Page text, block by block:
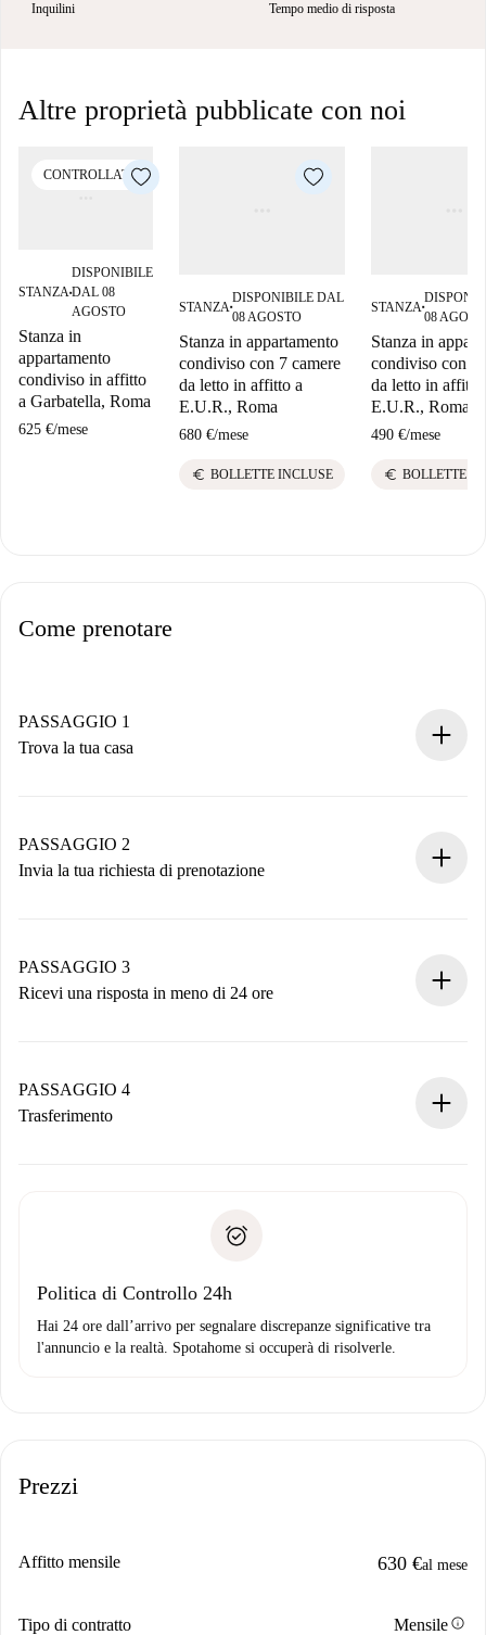
Inquilini Tempo medio di risposta
Altre proprietà pubblicate con noi
CONTROLLATO
STANZA■
DISPONIBILE
DAL 08
AGOSTO
Stanza in
appartamento
condiviso in affitto
a Garbatella, Roma
625 €/mese
STANZA■
DISPONIBILE DAL
08 AGOSTO
Stanza in appartamento
condiviso con 7 camere
da letto in affitto a
E.U.R., Roma
680 €/mese
euro BOLLETTE INCLUSE
STANZA■
08
Stanza in
condiviso con 7
da letto in affitto
E.U.R., Roma
490 €/mese
euro BOLLETTE
Come prenotare
PASSAGGIO 1
Trova la tua casa
Hai tutte le informazioni necessarie in anticipo.
PASSAGGIO 2
Invia la tua richiesta di prenotazione
non accetta.
PASSAGGIO 3
Ricevi una risposta in meno di 24 ore
contatto con il proprietario.
Se rifiutata: non ti addebiteremo nulla e ti proporremo
Domiciliazione del pagamento
PASSAGGIO 4
Trasferimento
solo se non segnali problemi.
Politica di Controllo 24h
Hai 24 ore dall’arrivo per segnalare discrepanze significative tra
l'annuncio e la realtà. Spotahome si occuperà di risolverle.
Prezzi
Affitto mensile 630 €al mese
Tipo di contratto Mensileinfo